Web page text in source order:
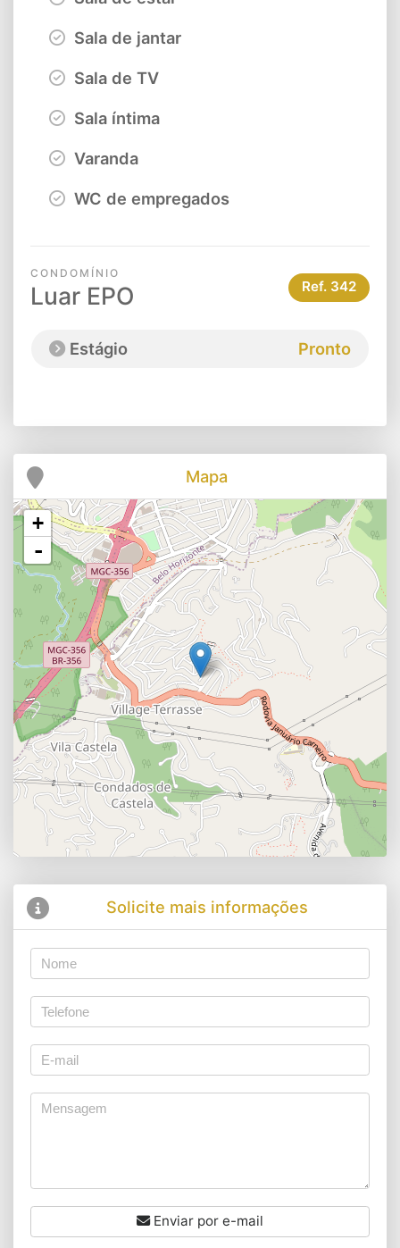
Sala de jantar
Sala de TV
Sala íntima
Varanda
WC de empregados
CONDOMÍNIO
Luar EPO Ref. 342
Estágio Pronto
Mapa
+
-
Solicite mais informações
Enviar por e-mail